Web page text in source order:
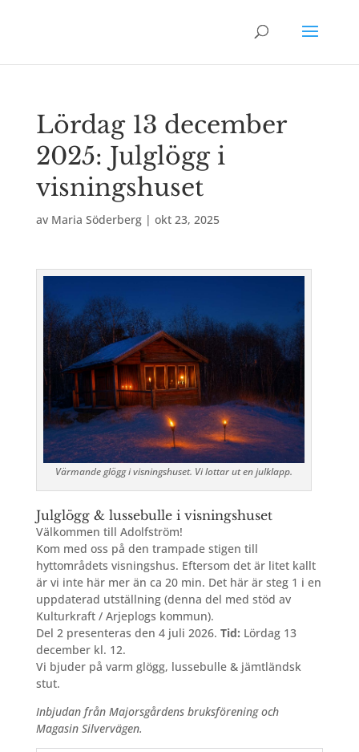
Lördag 13 december
2025: Julglögg i
visningshuset
av Maria Söderberg| okt 23, 2025
Värmande glögg i visningshuset. Vi lottar ut en julklapp.
Julglögg & lussebulle i visningshuset
Välkommen till Adolfström!
Kom med oss på den trampade stigen till
hyttområdets visningshus. Eftersom det är litet kallt
är vi inte här mer än ca 20 min. Det här är steg 1 i en
uppdaterad utställning (denna del med stöd av
Kulturkraft / Arjeplogs kommun).
Del 2 presenteras den 4 juli 2026. Tid: Lördag 13
december kl. 12.
Vi bjuder på varm glögg, lussebulle & jämtländsk
stut.
Inbjudan från Majorsgårdens bruksförening och
Magasin Silvervägen.